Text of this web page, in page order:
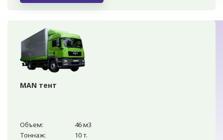
MAN тент
Объем:
46 м3
Тоннаж:
10 т.